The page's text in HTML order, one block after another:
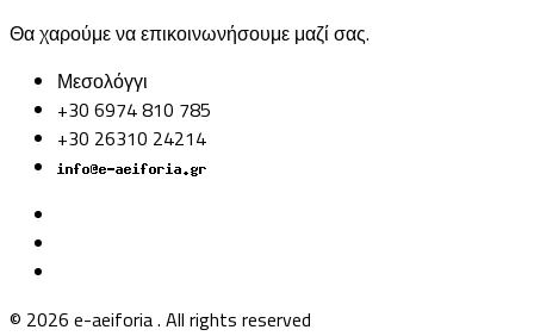
Θα χαρούμε να επικοινωνήσουμε μαζί σας.
Μεσολόγγι
+30 6974 810 785
+30 26310 24214
© 2026 e-aeiforia . All rights reserved